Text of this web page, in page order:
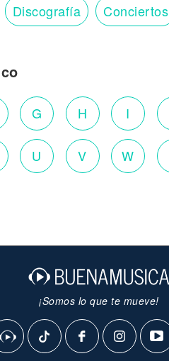
Discografía Conciertos
G H I
U V W
¡Somos lo que te mueve!